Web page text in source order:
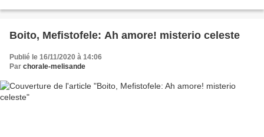
Boito, Mefistofele: Ah amore! misterio celeste
Publié le 16/11/2020 à 14:06
Par chorale-melisande